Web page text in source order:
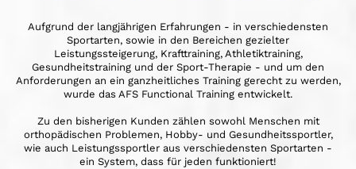
Aufgrund der langjährigen Erfahrungen - in verschiedensten
Sportarten, sowie in den Bereichen gezielter
Leistungssteigerung, Krafttraining, Athletiktraining,
Gesundheitstraining und der Sport-Therapie - und um den
Anforderungen an ein ganzheitliches Training gerecht zu werden,
wurde das AFS Functional Training entwickelt.
Zu den bisherigen Kunden zählen sowohl Menschen mit
orthopädischen Problemen, Hobby- und Gesundheitssportler,
wie auch Leistungssportler aus verschiedensten Sportarten -
ein System, dass für jeden funktioniert!